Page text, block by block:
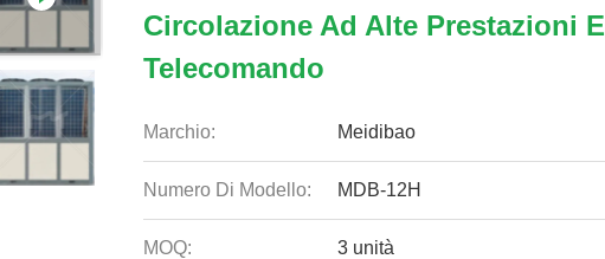
Circolazione Ad Alte Prestazioni E
Telecomando
Marchio: Meidibao
Numero Di Modello: MDB-12H
MOQ: 3 unità